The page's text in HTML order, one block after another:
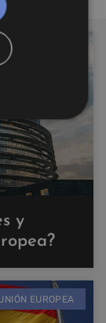
UNIÓN EUROPEA
y
EUROPEA